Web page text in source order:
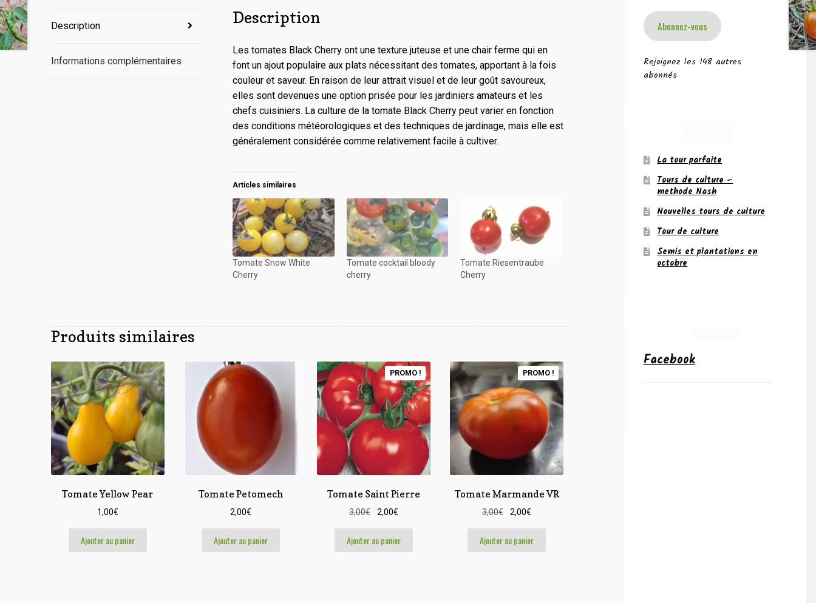
Description
Informations complémentaires
Description
Les tomates Black Cherry ont une texture juteuse et une chair ferme qui en
font un ajout populaire aux plats nécessitant des tomates, apportant à la fois
couleur et saveur. En raison de leur attrait visuel et de leur goût savoureux,
elles sont devenues une option prisée pour les jardiniers amateurs et les
chefs cuisiniers. La culture de la tomate Black Cherry peut varier en fonction
des conditions météorologiques et des techniques de jardinage, mais elle est
généralement considérée comme relativement facile à cultiver.
Articles similaires
Tomate Snow White
Cherry
Tomate cocktail bloody
cherry
Tomate Riesentraube
Cherry
Produits similaires
Tomate Yellow Pear
1,00€
Ajouter au panier
Tomate Petomech
2,00€
Ajouter au panier
Tomate Saint Pierre
PROMO !
3,00€
Le
initial
était :
2,00€
actuel
est :
Ajouter au panier
Tomate Marmande VR
PROMO !
3,00€
Le
initial
était :
2,00€
actuel
est :
Ajouter au panier
Abonnez-vous
Rejoignez les 148 autres
abonnés
La tour parfaite
Tours de culture –
methode Nash
Nouvelles tours de culture
Tour de culture
Semis et plantations en
octobre
Facebook